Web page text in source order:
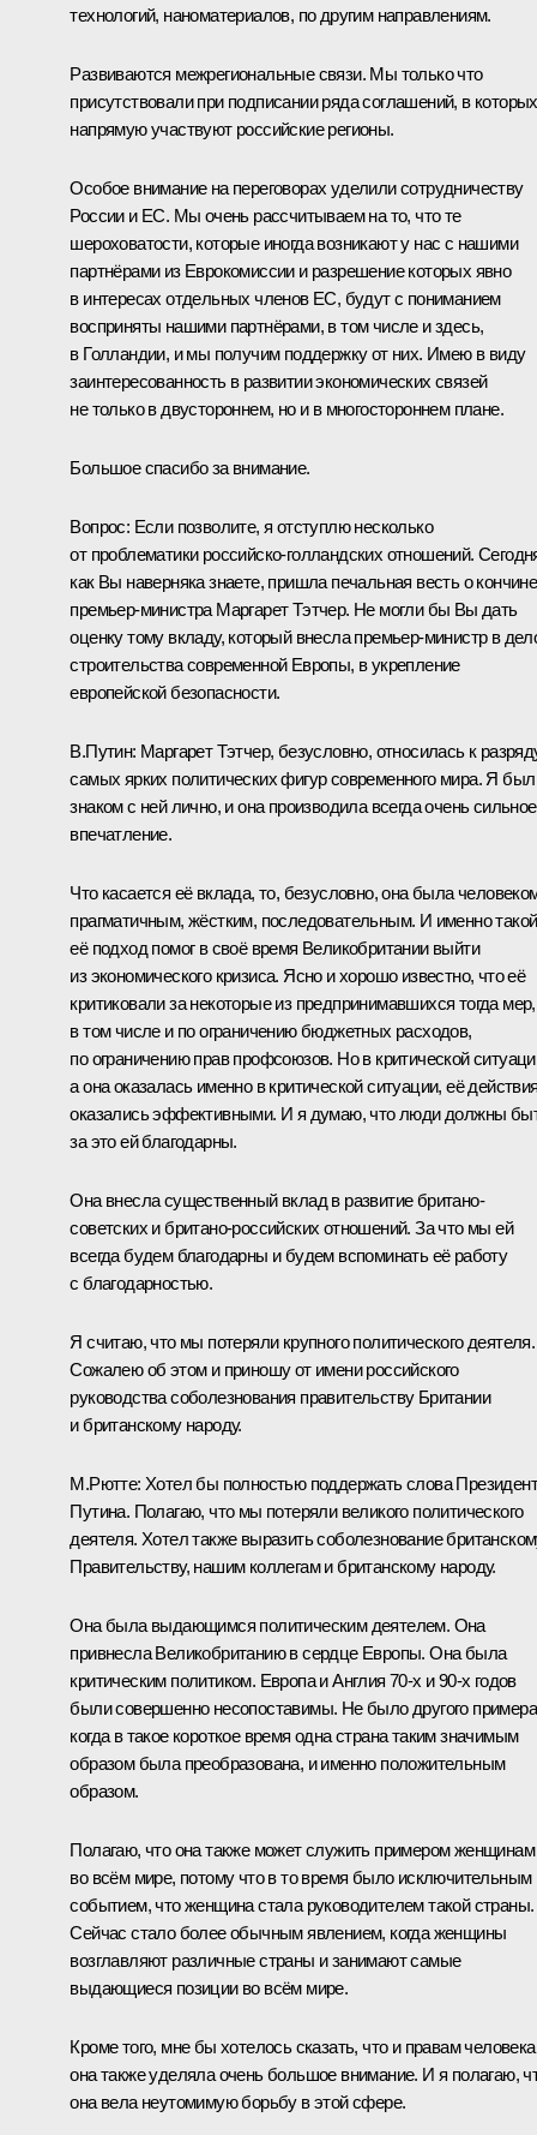
технологий, наноматериалов, по другим направлениям.
Развиваются межрегиональные связи. Мы только что
присутствовали при подписании ряда соглашений, в которых
напрямую участвуют российские регионы.
Особое внимание на переговорах уделили сотрудничеству
России и ЕС. Мы очень рассчитываем на то, что те
шероховатости, которые иногда возникают у нас с нашими
партнёрами из Еврокомиссии и разрешение которых явно
в интересах отдельных членов ЕС, будут с пониманием
восприняты нашими партнёрами, в том числе и здесь,
в Голландии, и мы получим поддержку от них. Имею в виду
заинтересованность в развитии экономических связей
не только в двустороннем, но и в многостороннем плане.
Большое спасибо за внимание.
Вопрос: Если позволите, я отступлю несколько
от проблематики российско-голландских отношений.
как Вы наверняка знаете, пришла печальная весть о кончине
премьер-министра Маргарет Тэтчер. Не могли бы Вы дать
оценку тому вкладу, который внесла премьер-министр в
строительства современной Европы, в укрепление
европейской безопасности.
В.Путин: Маргарет Тэтчер, безусловно, относилась к
самых ярких политических фигур современного мира. Я был
знаком с ней лично, и она производила всегда очень сильное
впечатление.
Что касается её вклада, то, безусловно, она была
прагматичным, жёстким, последовательным. И именно такой
её подход помог в своё время Великобритании выйти
из экономического кризиса. Ясно и хорошо известно, что её
критиковали за некоторые из предпринимавшихся тогда мер,
в том числе и по ограничению бюджетных расходов,
по ограничению прав профсоюзов. Но в критической
а она оказалась именно в критической ситуации, её
оказались эффективными. И я думаю, что люди должны
за это ей благодарны.
Она внесла существенный вклад в развитие британо-
советских и британо-российских отношений. За что мы ей
всегда будем благодарны и будем вспоминать её работу
с благодарностью.
Я считаю, что мы потеряли крупного политического деятеля.
Сожалею об этом и приношу от имени российского
руководства соболезнования правительству Британии
и британскому народу.
М.Рютте: Хотел бы полностью поддержать слова
Путина. Полагаю, что мы потеряли великого политического
деятеля. Хотел также выразить соболезнование
Правительству, нашим коллегам и британскому народу.
Она была выдающимся политическим деятелем. Она
привнесла Великобританию в сердце Европы. Она была
критическим политиком. Европа и Англия 70-х и 90-х годов
были совершенно несопоставимы. Не было другого
когда в такое короткое время одна страна таким значимым
образом была преобразована, и именно положительным
образом.
Полагаю, что она также может служить примером женщинам
во всём мире, потому что в то время было исключительным
событием, что женщина стала руководителем такой страны.
Сейчас стало более обычным явлением, когда женщины
возглавляют различные страны и занимают самые
выдающиеся позиции во всём мире.
Кроме того, мне бы хотелось сказать, что и правам человека
она также уделяла очень большое внимание. И я полагаю,
она вела неутомимую борьбу в этой сфере.